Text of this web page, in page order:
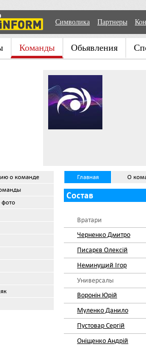
Символика Партнеры
Команды Обьявления
о команде
фото
Главная О
Состав
Вратари
Черненко Дмитро
Писарєв Олексій
Неминущий Ігор
Универсалы
Воронін Юрій
Муленко Данило
Пустовар Сергій
Оніщенко Андрій